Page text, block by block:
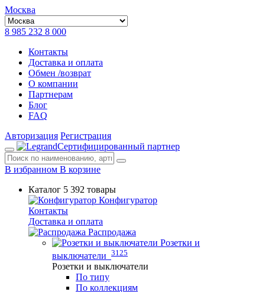
Москва
8 985 232 8 000
Контакты
Доставка и оплата
Обмен /возврат
О компании
Партнерам
Блог
FAQ
Авторизация Регистрация
Сертифицированный партнер
В избранном В корзине
Каталог 5 392 товары
Конфигуратор
Контакты
Доставка и оплата
Распродажа
Розетки и
выключатели 3125
Розетки и выключатели
По типу
По коллекциям